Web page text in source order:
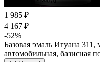
1 985 ₽
4 167 ₽
-52%
Базовая эмаль Игуана
автомобильная, базисная